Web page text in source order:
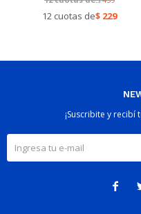
12 cuotas de$ 229
¡Suscribite y
